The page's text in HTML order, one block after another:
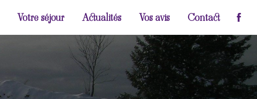
Votre séjour Actualités Vos avis Contact